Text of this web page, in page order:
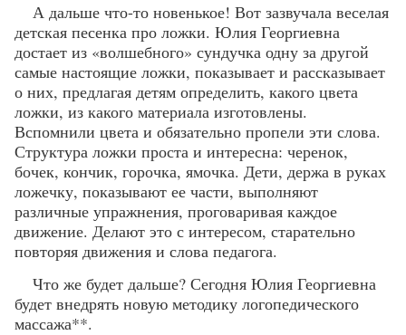
А дальше что-то новенькое! Вот зазвучала веселая
детская песенка про ложки. Юлия Георгиевна
достает из «волшебного» сундучка одну за другой
самые настоящие ложки, показывает и рассказывает
о них, предлагая детям определить, какого цвета
ложки, из какого материала изготовлены.
Вспомнили цвета и обязательно пропели эти слова.
Структура ложки проста и интересна: черенок,
бочек, кончик, горочка, ямочка. Дети, держа в руках
ложечку, показывают ее части, выполняют
различные упражнения, проговаривая каждое
движение. Делают это с интересом, старательно
повторяя движения и слова педагога.
Что же будет дальше? Сегодня Юлия Георгиевна
будет внедрять новую методику логопедического
массажа**.